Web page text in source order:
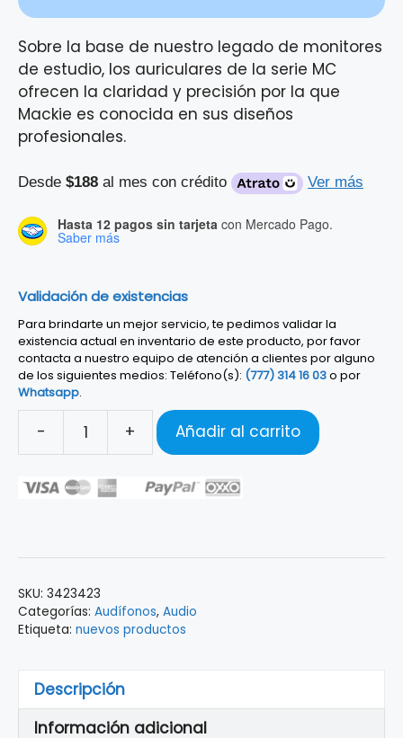
Sobre la base de nuestro legado de monitores
de estudio, los auriculares de la serie MC
ofrecen la claridad y precisión por la que
Mackie es conocida en sus diseños
profesionales.
Desde $188 al mes con crédito Ver más
Hasta 12 pagos sin tarjeta con Mercado Pago.
Saber más
Validación de existencias
Para brindarte un mejor servicio, te pedimos validar la
existencia actual en inventario de este producto, por favor
contacta a nuestro equipo de atención a clientes por alguno
de los siguientes medios: Teléfono(s): (777) 314 16 03o por
Whatsapp.
-
AUDIFONOS
MACKIE
cantidad
+ Añadir al carrito
SKU: 3423423
Categorías: Audífonos, Audio
Etiqueta: nuevos productos
Descripción
Información adicional